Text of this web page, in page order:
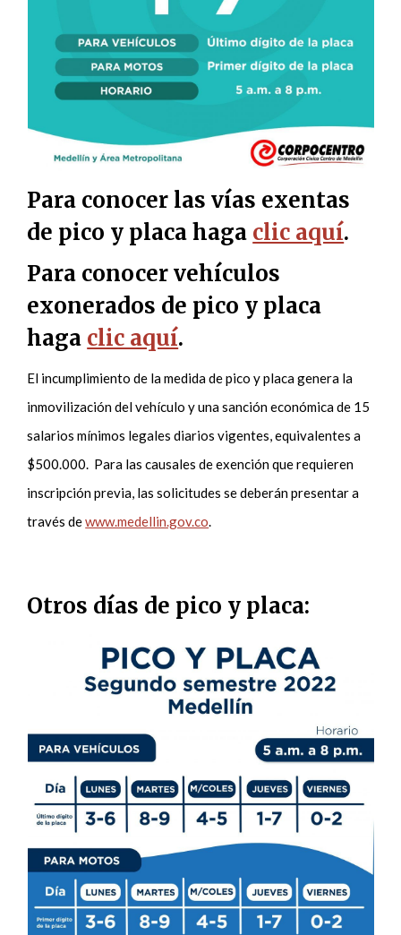
Para conocer las vías exentas
de pico y placa haga clic aquí.
Para conocer vehículos
exonerados de pico y placa
haga clic aquí.
El incumplimiento de la medida de pico y placa genera la
inmovilización del vehículo y una sanción económica de 15
salarios mínimos legales diarios vigentes, equivalentes a
$500.000. Para las causales de exención que requieren
inscripción previa, las solicitudes se deberán presentar a
través dewww.medellin.gov.co.
Otros días de pico y placa: